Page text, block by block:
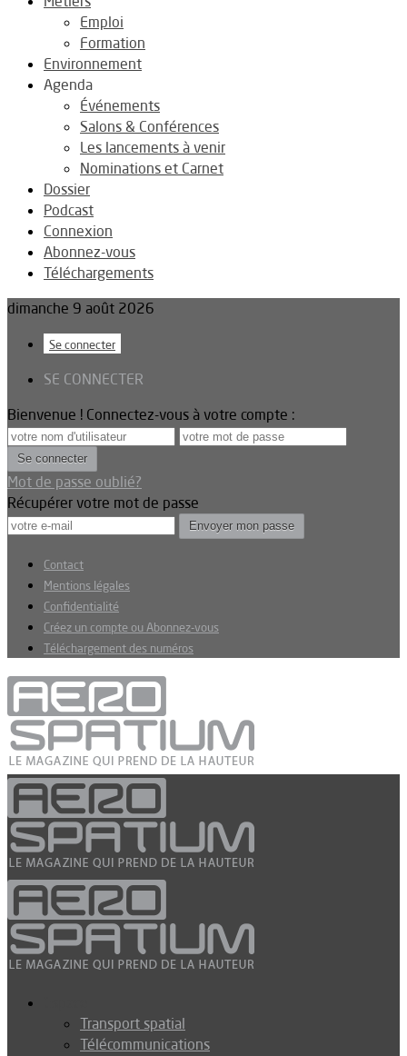
Emploi
Formation
Environnement
Agenda
Événements
Salons & Conférences
Les lancements à venir
Nominations et Carnet
Dossier
Podcast
Connexion
Abonnez-vous
Téléchargements
dimanche 9 août 2026
Se connecter
SE CONNECTER
Bienvenue ! Connectez-vous à votre compte :
Mot de passe oublié?
Récupérer votre mot de passe
Contact
Mentions légales
Confidentialité
Créez un compte ou Abonnez-vous
Téléchargement des numéros
Transport spatial
Télécommunications